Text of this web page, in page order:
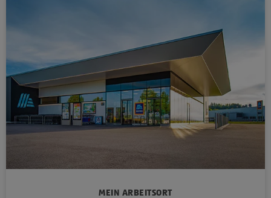
MEIN ARBEITSORT